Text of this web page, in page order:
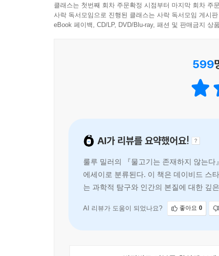
놀랍도록 흥미로운 과학 이야기를 렌즈 삼아
숨어 있는 삶의 질서를 끈질기게 파헤친다
뻗어나가는 모든 생명체들이 서로 어떻게 연결되
당시 인류에 알려진 어류 중 거의 5분의 1에 달했
그의 일을 방해했다. 그가 수집한 수많은 표본들
잔해들을 훑어보고는 거기서 식별할 수 있는 물
방법을 하나 도입했는데, 그는 이 방법이 세계의
저자 룰루 밀러는 이 일화를 처음 들었을 때 조
교훈이 될지도 몰랐다. 조던의 인생에 관해 밀
클래스는 첫번째 회차 주문확정 시점부터 마지막 회차 주
사락 독서모임으로 진행된 클래스는 사락 독서모임 게시
eBook 페이백, CD/LP, DVD/Blu-ray, 패션 및 판매금지 상
599
AI가 리뷰를 요약했어요!
룰루 밀러의 『물고기는 존재하지 않는
에세이로 분류된다. 이 책은 데이비드 스
는 과학적 탐구와 인간의 본질에 대한 깊
AI 리뷰가 도움이 되었나요? 좋아요 0